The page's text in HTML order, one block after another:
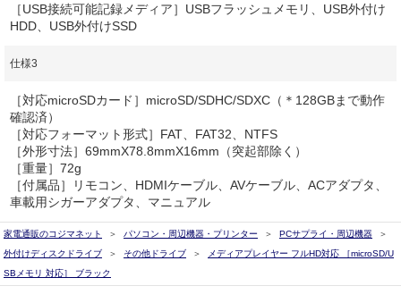
［USB接続可能記録メディア］USBフラッシュメモリ、USB外付け
HDD、USB外付けSSD
仕様3
［対応microSDカード］microSD/SDHC/SDXC（＊128GBまで動作
確認済）
［対応フォーマット形式］FAT、FAT32、NTFS
［外形寸法］69mmX78.8mmX16mm（突起部除く）
［重量］72g
［付属品］リモコン、HDMIケーブル、AVケーブル、ACアダプタ、
車載用シガーアダプタ、マニュアル
家電通販のコジマネット パソコン・周辺機器・プリンター
PCサプライ・周辺機器
外付けディスクドライブ
その他ドライブ
メディアプレイヤー フルHD対応 ［microSD/U
SBメモリ 対応］ ブラック